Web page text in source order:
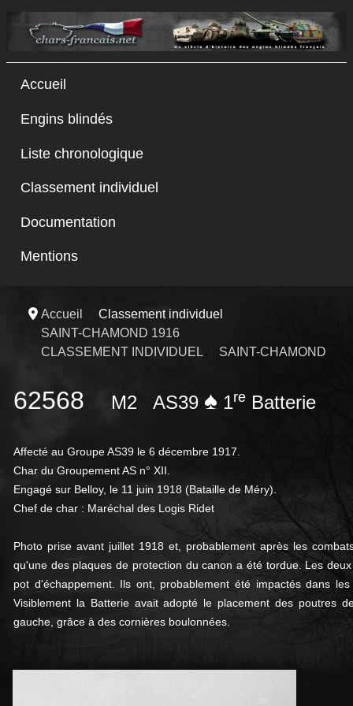
Accueil
Engins blindés
Liste chronologique
Classement individuel
Documentation
Mentions
Accueil
Classement individuel
SAINT-CHAMOND 1916
CLASSEMENT INDIVIDUEL
SAINT-CHAMOND
62568 M2 AS39 ♠ 1re Batterie
Affecté au Groupe AS39 le 6 décembre 1917.
Char du Groupement AS n° XII.
Engagé sur Belloy, le 11 juin 1918 (Bataille de Méry).
Chef de char : Maréchal des Logis Ridet
Photo prise avant juillet 1918 et, probablement après les
qu'une des plaques de protection du canon a été tordue. Les
pot d'échappement. Ils ont, probablement été impactés dans
Visiblement la Batterie avait adopté le placement des poutres
gauche, grâce à des cornières boulonnées.